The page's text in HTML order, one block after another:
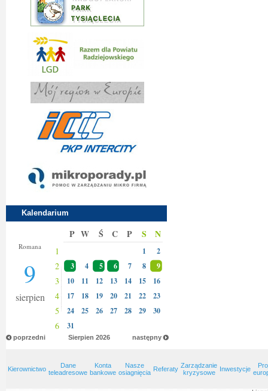
Kalendarium
Romana
9
sierpien
P W Ś C P S N
1 1 2
2 3 4 5 6 7 8 9
3 10 11 12 13 14 15 16
4 17 18 19 20 21 22 23
5 24 25 26 27 28 29 30
6 31
poprzedni następny
Sierpien 2026
Kierownictwo
Dane
teleadresowe
Konta
bankowe
Nasze
osiagnięcia Referaty Zarządzanie
kryzysowe
Inwestycje